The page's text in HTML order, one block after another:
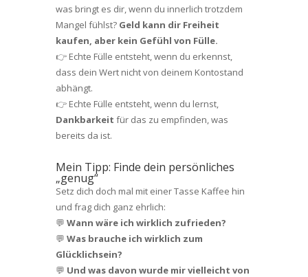
was bringt es dir, wenn du innerlich trotzdem
Mangel fühlst? Geld kann dir Freiheit
kaufen, aber kein Gefühl von Fülle.
👉 Echte Fülle entsteht, wenn du erkennst,
dass dein Wert nicht von deinem Kontostand
abhängt.
👉 Echte Fülle entsteht, wenn du lernst,
Dankbarkeit für das zu empfinden, was
bereits da ist.
Mein Tipp: Finde dein persönliches
„genug“
Setz dich doch mal mit einer Tasse Kaffee hin
und frag dich ganz ehrlich:
💬 Wann wäre ich wirklich zufrieden?
💬 Was brauche ich wirklich zum
Glücklichsein?
💬 Und was davon wurde mir vielleicht von